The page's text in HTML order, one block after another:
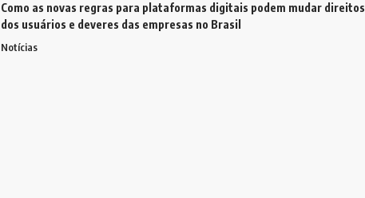
Como as novas regras para plataformas digitais podem mudar direitos
dos usuários e deveres das empresas no Brasil
Notícias